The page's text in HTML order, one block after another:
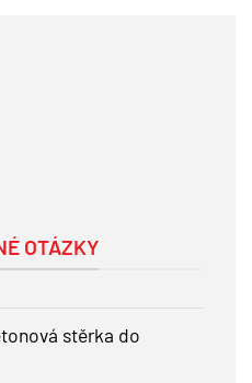
OTÁZKY
stěrka do